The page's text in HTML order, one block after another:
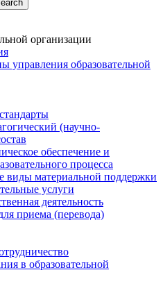
организации
управления образовательной
(научно-
обеспечение и
процесса
виды материальной поддержки
услуги
деятельность
приема (перевода)
в образовательной